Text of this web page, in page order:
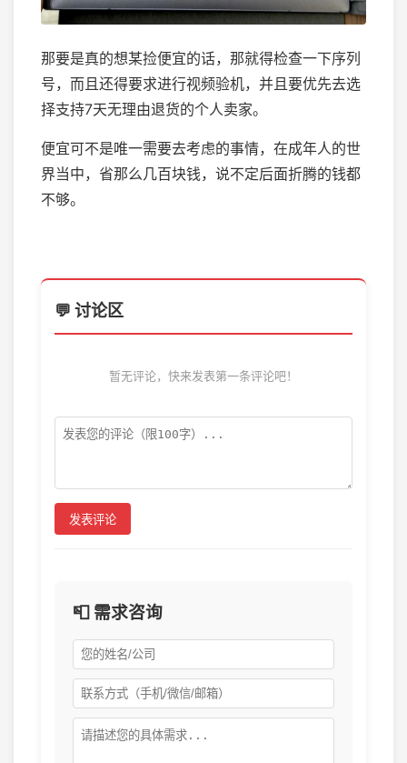
那要是真的想某捡便宜的话，那就得检查一下序列
号，而且还得要求进行视频验机，并且要优先去选
择支持7天无理由退货的个人卖家。
便宜可不是唯一需要去考虑的事情，在成年人的世
界当中，省那么几百块钱，说不定后面折腾的钱都
不够。
💬 讨论区
暂无评论，快来发表第一条评论吧！
发表评论
📮 需求咨询